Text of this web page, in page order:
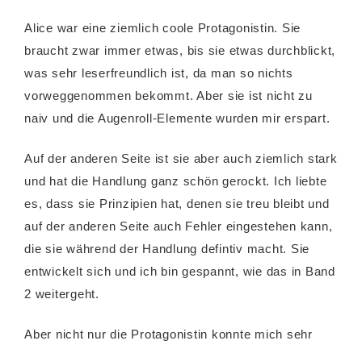
Alice war eine ziemlich coole Protagonistin. Sie
braucht zwar immer etwas, bis sie etwas durchblickt,
was sehr leserfreundlich ist, da man so nichts
vorweggenommen bekommt. Aber sie ist nicht zu
naiv und die Augenroll-Elemente wurden mir erspart.
Auf der anderen Seite ist sie aber auch ziemlich stark
und hat die Handlung ganz schön gerockt. Ich liebte
es, dass sie Prinzipien hat, denen sie treu bleibt und
auf der anderen Seite auch Fehler eingestehen kann,
die sie während der Handlung defintiv macht. Sie
entwickelt sich und ich bin gespannt, wie das in Band
2 weitergeht.
Aber nicht nur die Protagonistin konnte mich sehr